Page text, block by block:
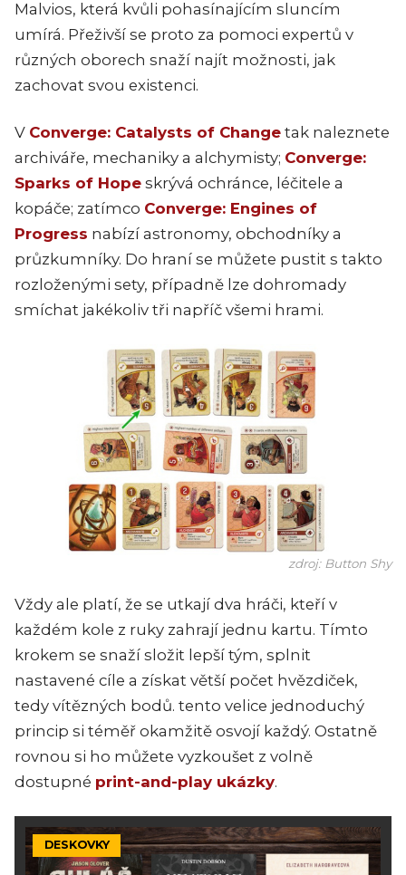
Malvios, která kvůli pohasínajícím sluncím
umírá. Přeživší se proto za pomoci expertů v
různých oborech snaží najít možnosti, jak
zachovat svou existenci.
V Converge: Catalysts of Change tak naleznete
archiváře, mechaniky a alchymisty; Converge:
Sparks of Hope skrývá ochránce, léčitele a
kopáče; zatímco Converge: Engines of
Progress nabízí astronomy, obchodníky a
průzkumníky. Do hraní se můžete pustit s takto
rozloženými sety, případně lze dohromady
smíchat jakékoliv tři napříč všemi hrami.
zdroj: Button Shy
Vždy ale platí, že se utkají dva hráči, kteří v
každém kole z ruky zahrají jednu kartu. Tímto
krokem se snaží složit lepší tým, splnit
nastavené cíle a získat větší počet hvězdiček,
tedy vítězných bodů. tento velice jednoduchý
princip si téměř okamžitě osvojí každý. Ostatně
rovnou si ho můžete vyzkoušet z volně
dostupné print-and-play ukázky.
DESKOVKY